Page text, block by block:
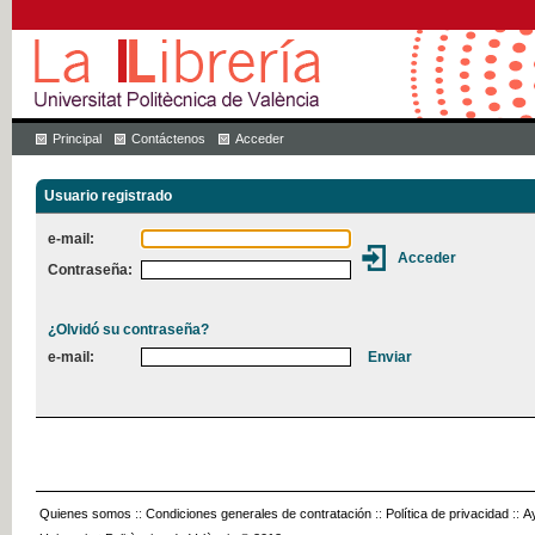
Principal Contáctenos Acceder
Usuario registrado
e-mail:
Contraseña:
¿Olvidó su contraseña?
e-mail:
Quienes somos :: Condiciones generales de contratación :: Política de privacidad ::